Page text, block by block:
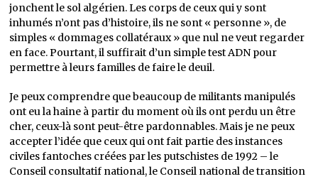
jonchent le sol algérien. Les corps de ceux qui y sont
inhumés n’ont pas d’histoire, ils ne sont « personne », de
simples « dommages collatéraux » que nul ne veut regarder
en face. Pourtant, il suffirait d’un simple test ADN pour
permettre à leurs familles de faire le deuil.
Je peux comprendre que beaucoup de militants manipulés
ont eu la haine à partir du moment où ils ont perdu un être
cher, ceux-là sont peut-être pardonnables. Mais je ne peux
accepter l’idée que ceux qui ont fait partie des instances
civiles fantoches créées par les putschistes de 1992 – le
Conseil consultatif national, le Conseil national de transition